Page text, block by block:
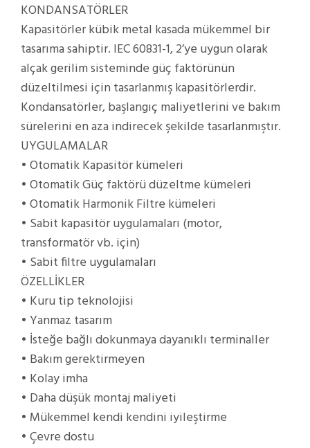
KONDANSATÖRLER
Kapasitörler kübik metal kasada mükemmel bir
tasarıma sahiptir. IEC 60831-1, 2’ye uygun olarak
alçak gerilim sisteminde güç faktörünün
düzeltilmesi için tasarlanmış kapasitörlerdir.
Kondansatörler, başlangıç maliyetlerini ve bakım
sürelerini en aza indirecek şekilde tasarlanmıştır.
UYGULAMALAR
• Otomatik Kapasitör kümeleri
• Otomatik Güç faktörü düzeltme kümeleri
• Otomatik Harmonik Filtre kümeleri
• Sabit kapasitör uygulamaları (motor,
transformatör vb. için)
• Sabit filtre uygulamaları
ÖZELLİKLER
• Kuru tip teknolojisi
• Yanmaz tasarım
• İsteğe bağlı dokunmaya dayanıklı terminaller
• Bakım gerektirmeyen
• Kolay imha
• Daha düşük montaj maliyeti
• Mükemmel kendi kendini iyileştirme
• Çevre dostu